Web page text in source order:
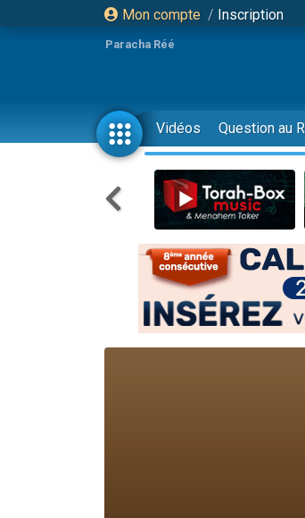
Mon compte / Inscription
Paracha Réé
Vidéos Question au